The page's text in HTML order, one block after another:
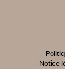
Notice